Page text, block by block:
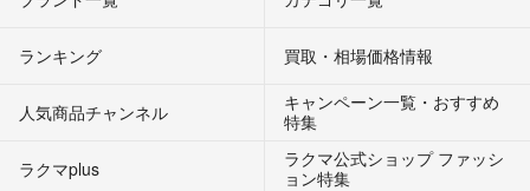
ランキング 買取・相場価格情報
人気商品チャンネル
キャンペーン一覧・おすすめ
特集
ラクマplus
ラクマ公式ショップ ファッシ
ョン特集